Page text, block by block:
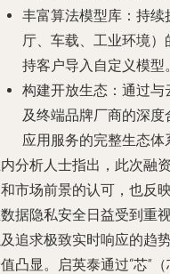
丰富算法模型库 ：持
厅、车载、工业环境
持客户导入自定义模型。
构建开放生态 ：通过
及终端品牌厂商的深
应用服务的完整生态体
分析人士指出，此次融
市场前景的认可，也反
据隐私安全日益受到重
追求极致实时响应的趋
凸显。启英泰通过“芯”